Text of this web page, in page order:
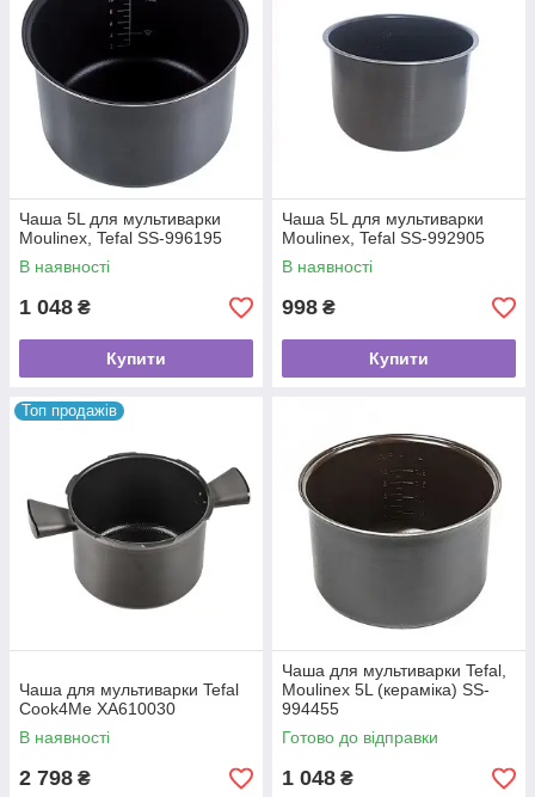
Чаша 5L для мультиварки
Moulinex, Tefal SS-996195
В наявності
1 048 ₴
Купити
Чаша 5L для мультиварки
Moulinex, Tefal SS-992905
В наявності
998 ₴
Купити
Топ продажів
Чаша для мультиварки Tefal
Cook4Me XA610030
В наявності
2 798 ₴
Чаша для мультиварки Tefal,
Moulinex 5L (кераміка) SS-
994455
Готово до відправки
1 048 ₴